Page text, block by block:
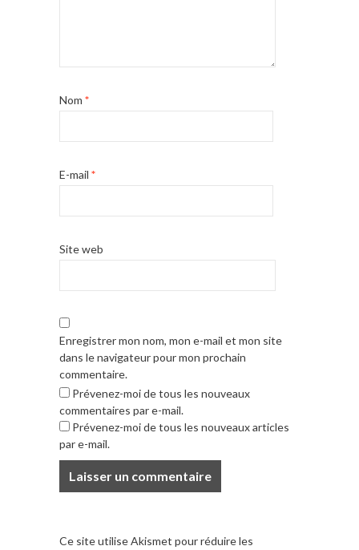
Nom *
E-mail *
Site web
Enregistrer mon nom, mon e-mail et mon site
dans le navigateur pour mon prochain
commentaire.
Prévenez-moi de tous les nouveaux
commentaires par e-mail.
Prévenez-moi de tous les nouveaux articles
par e-mail.
Ce site utilise Akismet pour réduire les